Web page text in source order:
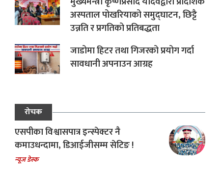
अस्पताल पोखरियाको समुद्घाटन, छिट्टै
उन्नति र प्रगतिको प्रतिबद्धता
जाडोमा हिटर तथा गिजरको प्रयोग गर्दा
सावधानी अपनाउन आग्रह
रोचक
एसपीका विश्वासपात्र इन्स्पेक्टर नै
कमाउधन्दामा, डिआईजीसम्म सेटिङ !
न्यूज डेस्क